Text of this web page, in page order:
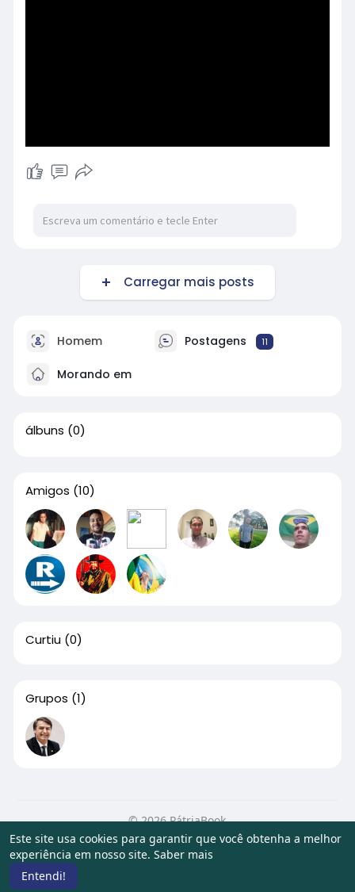
Este site usa cookies para garantir que você obtenha a melhor
experiência em nosso site. Saber mais
Entendi!
Carregar mais posts
Homem Postagens 11
Morando em
álbuns (0)
Amigos (10)
Curtiu (0)
Grupos (1)
© 2026 PátriaBook
Início
Sobre Contato Privacidade
Termos de Uso
Artigos